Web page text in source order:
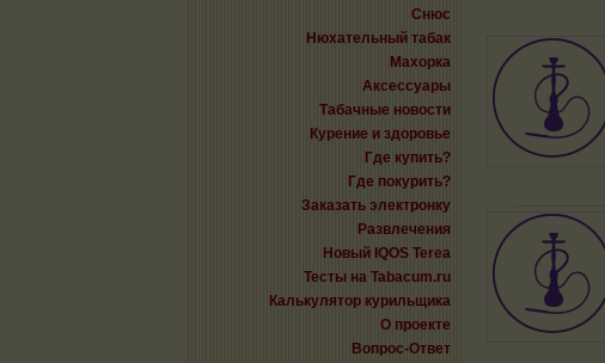
Снюс
Нюхательный табак
Махорка
Аксессуары
Табачные новости
Курение и здоровье
Где купить?
Где покурить?
Заказать электронку
Развлечения
Новый IQOS Terea
Тесты на Tabacum.ru
Калькулятор курильщика
О проекте
Вопрос-Ответ